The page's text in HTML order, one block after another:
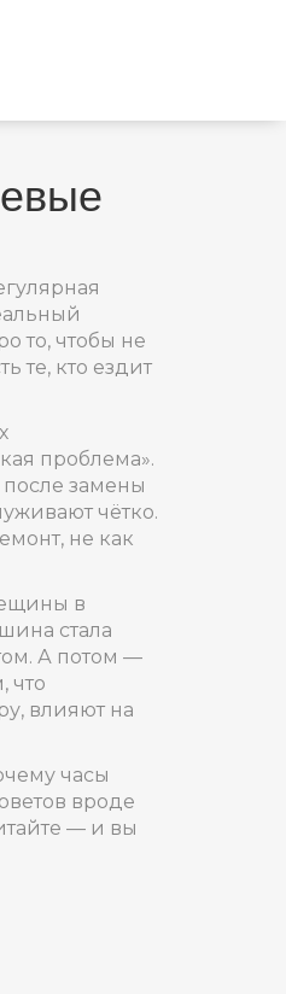
то, чтобы не
те, кто ездит
проблема».
после замены
чётко.
, не как
в
стала
А потом —
что
влияют на
часы
вроде
— и вы